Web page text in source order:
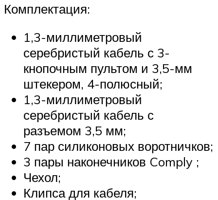
Комплектация:
1,3-миллиметровый
серебристый кабель с 3-
кнопочным пультом и 3,5-мм
штекером, 4-полюсный;
1,3-миллиметровый
серебристый кабель с
разъемом 3,5 мм;
7 пар силиконовых воротничков;
3 пары наконечников Comply ;
Чехол;
Клипса для кабеля;